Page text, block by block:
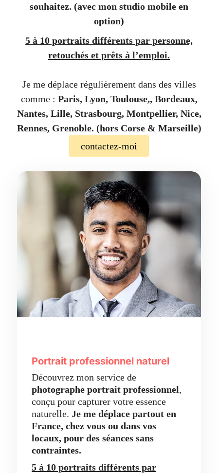
souhaitez. (avec mon studio mobile en
option)
5 à 10 portraits différents par personne,
retouchés et prêts à l’emploi.
Je me déplace régulièrement dans des villes
comme : Paris, Lyon, Toulouse,, Bordeaux,
Nantes, Lille, Strasbourg, Montpellier, Nice,
Rennes, Grenoble. (hors Corse & Marseille)
contactez-moi
Portrait professionnel naturel
Découvrez mon service de
photographe portrait professionnel,
conçu pour capturer votre essence
naturelle. Je me déplace partout en
France, chez vous ou dans vos
locaux, pour des séances sans
contraintes.
5 à 10 portraits différents par